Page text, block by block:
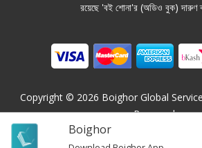
Boighor
রয়েছে 'বই শোনা'র (অডিও বুক) দারুণ
Copyright © 2026 Boighor Global
Reserved.